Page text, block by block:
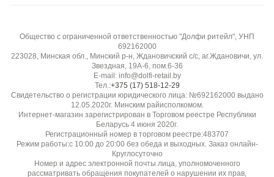
Общество с ограниченной ответственностью "Долфи ритейл", УНП
692162000
223028, Минская обл., Минский р-н, Ждановичский с/с, аг.Ждановичи, ул.
Звездная, 19А-6, пом.6-36
E-mail: info@dolfi-retail.by
Тел.:+375 (17) 518-12-29
Свидетельство о регистрации юридического лица: №692162000 выдано
12.05.2020г. Минским райисполкомом.
Интернет-магазин зарегистрирован в Торговом реестре Республики
Беларусь 4 июня 2020г.
Регистрационный номер в торговом реестре:483707
Режим работы:с 10:00 до 20:00 без обеда и выходных. Заказ онлайн-
Круглосуточно
Номер и адрес электронной почты лица, уполномоченного
рассматривать обращения покупателей о нарушении их прав,